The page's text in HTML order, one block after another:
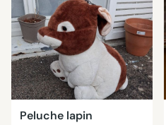
Peluche lapin